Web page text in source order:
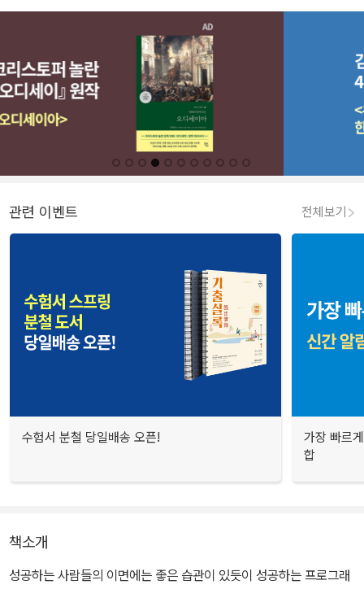
관련 이벤트 전체보기
수험서 분철 당일배송 오픈!
가장 빠르
합
책소개
성공하는 사람들의 이면에는 좋은 습관이 있듯이 성공하는 프로그래